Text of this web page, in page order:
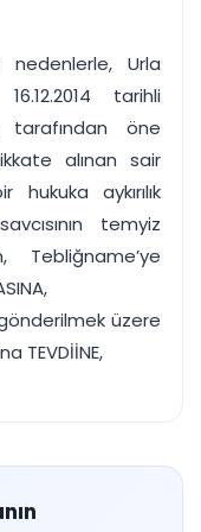
nedenlerle, Urla
tarihli
tarafından öne
alınan sair
aykırılık
temyiz
Tebliğname’ye
üzere
TEVDİİNE,